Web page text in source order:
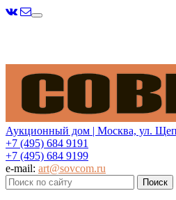
Меню
Аукционный дом | Москва, ул.
+7 (495) 684 9191
+7 (495) 684 9199
e-mail: art@sovcom.ru